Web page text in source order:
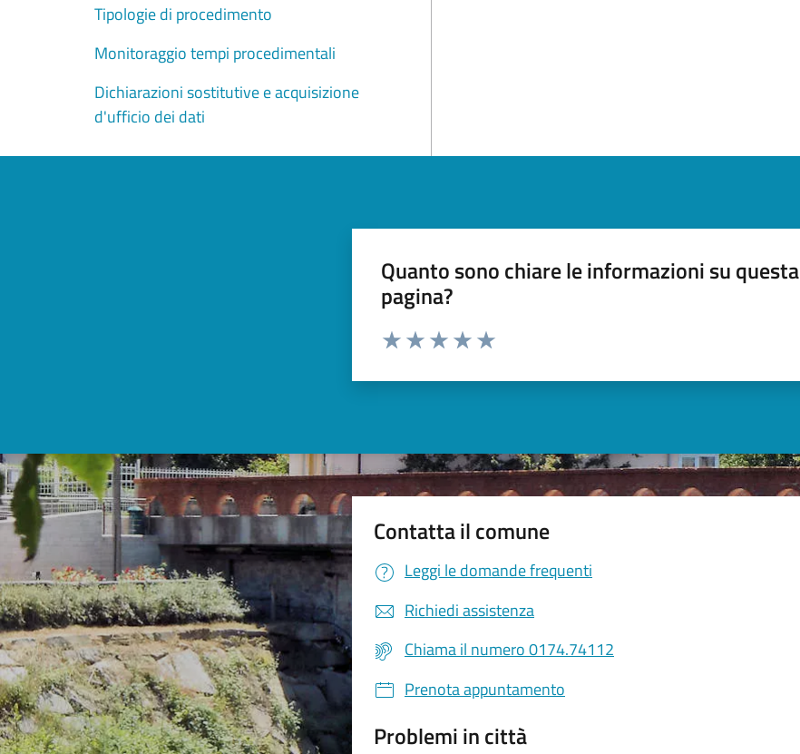
Tipologie di procedimento
Monitoraggio tempi procedimentali
Dichiarazioni sostitutive e acquisizione
d'ufficio dei dati
Quanto sono chiare le informazioni su questa
pagina?
Valuta da 1 a 5 stelle la pagina
Contatta il comune
Leggi le domande frequenti
Richiedi assistenza
Chiama il numero 0174.74112
Prenota appuntamento
Problemi in città